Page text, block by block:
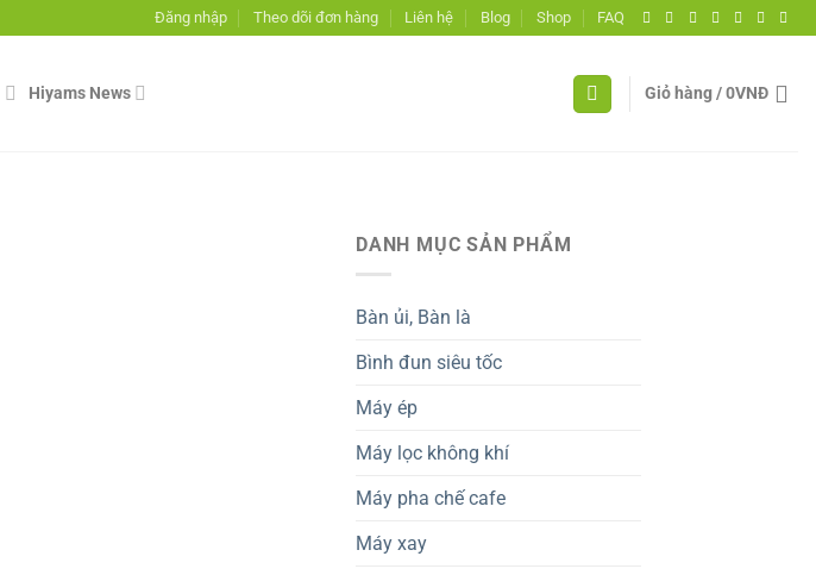
Đăng nhập Theo dõi đơn hàng Liên hệ Blog Shop FAQ
Hiyams News Giỏ hàng /0VNĐ
DANH MỤC SẢN PHẨM
Bàn ủi, Bàn là
Bình đun siêu tốc
Máy ép
Máy lọc không khí
Máy pha chế cafe
Máy xay